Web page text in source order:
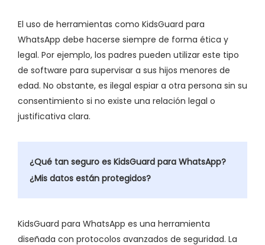
El uso de herramientas como KidsGuard para
WhatsApp debe hacerse siempre de forma ética y
legal. Por ejemplo, los padres pueden utilizar este tipo
de software para supervisar a sus hijos menores de
edad. No obstante, es ilegal espiar a otra persona sin su
consentimiento si no existe una relación legal o
justificativa clara.
¿Qué tan seguro es KidsGuard para WhatsApp?
¿Mis datos están protegidos?
KidsGuard para WhatsApp es una herramienta
diseñada con protocolos avanzados de seguridad. La